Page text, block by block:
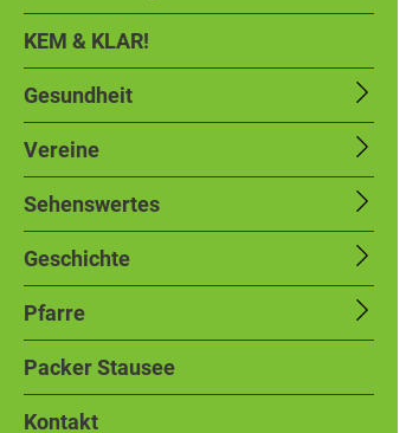
KEM & KLAR!
Gesundheit
Vereine
Sehenswertes
Geschichte
Pfarre
Packer Stausee
Kontakt